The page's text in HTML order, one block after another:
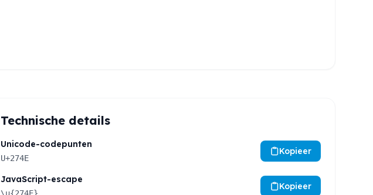
Technische details
Unicode-codepunten
U+274E
Kopieer
JavaScript-escape
Kopieer